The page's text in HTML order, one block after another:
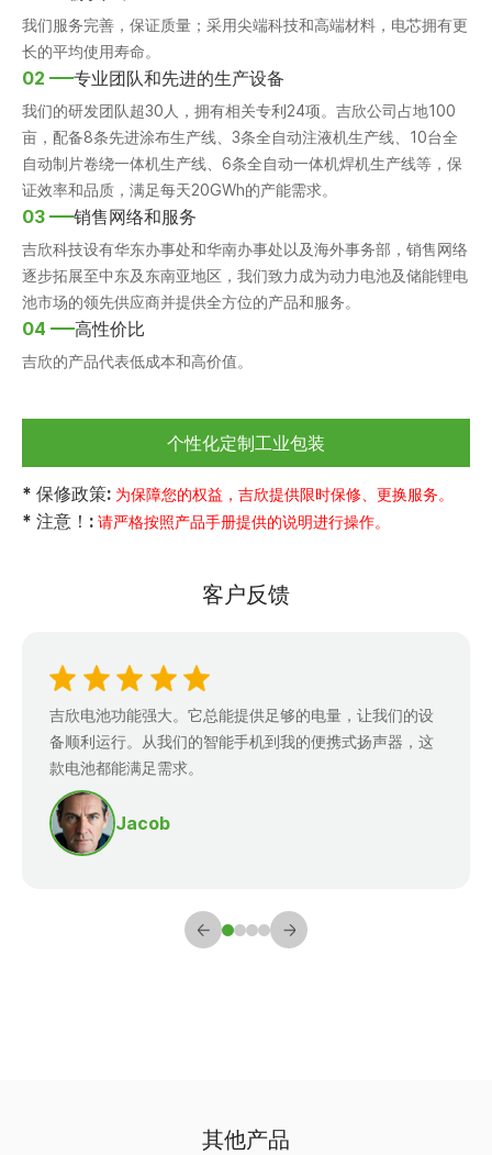
我们服务完善，保证质量；采用尖端科技和高端材料，电芯拥有更
长的平均使用寿命。
02 专业团队和先进的生产设备
我们的研发团队超30人，拥有相关专利24项。吉欣公司占地100
亩，配备8条先进涂布生产线、3条全自动注液机生产线、10台全
自动制片卷绕一体机生产线、6条全自动一体机焊机生产线等，保
证效率和品质，满足每天20GWh的产能需求。
03 销售网络和服务
吉欣科技设有华东办事处和华南办事处以及海外事务部，销售网络
逐步拓展至中东及东南亚地区，我们致力成为动力电池及储能锂电
池市场的领先供应商并提供全方位的产品和服务。
04 高性价比
吉欣的产品代表低成本和高价值。
个性化定制工业包装
* 保修政策: 为保障您的权益，吉欣提供限时保修、更换服务。
* 注意！: 请严格按照产品手册提供的说明进行操作。
客户反馈
吉欣电池功能强大。它总能提供足够的电量，让我们的设
备顺利运行。从我们的智能手机到我的便携式扬声器，这
款电池都能满足需求。
Jacob
其他产品